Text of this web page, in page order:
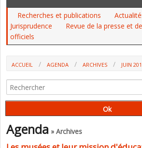
Recherches et publications
Jurisprudence
Revue de la presse et
officiels
ACCUEIL AGENDA ARCHIVES JUIN
Agenda » Archives